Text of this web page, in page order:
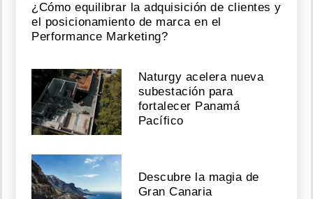
¿Cómo equilibrar la adquisición de clientes y
el posicionamiento de marca en el
Performance Marketing?
Naturgy acelera nueva
subestación para
fortalecer Panamá
Pacífico
Descubre la magia de
Gran Canaria